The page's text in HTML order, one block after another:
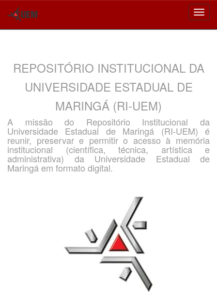
REPOSITÓRIO INSTITUCIONAL DA
UNIVERSIDADE ESTADUAL DE
MARINGÁ (RI-UEM)
A missão do Repositório Institucional da
Universidade Estadual de Maringá (RI-UEM) é
reunir, preservar e permitir o acesso à memória
institucional (científica, técnica, artística e
administrativa) da Universidade Estadual de
Maringá em formato digital.